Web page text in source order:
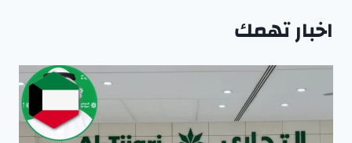
اخبار تهمك